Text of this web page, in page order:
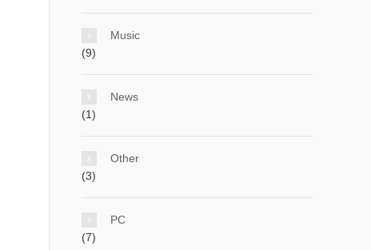
Music
(9)
News
(1)
Other
(3)
PC
(7)